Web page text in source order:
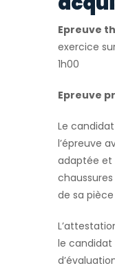
Epreuve
exercice
1h00
Epreuve
Le
l’épreuve
adaptée et
de sa
le candidat